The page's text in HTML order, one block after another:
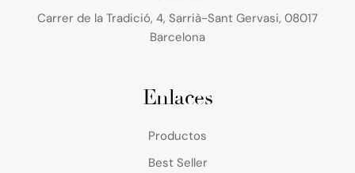
Carrer de la Tradició, 4, Sarrià-Sant Gervasi, 08017
Barcelona
Enlaces
Productos
Best Seller